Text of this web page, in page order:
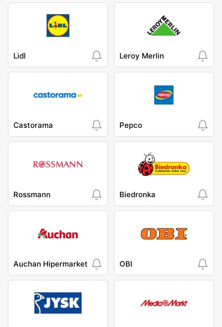
Lidl Leroy Merlin
Castorama Pepco
Rossmann Biedronka
Auchan Hipermarket OBI